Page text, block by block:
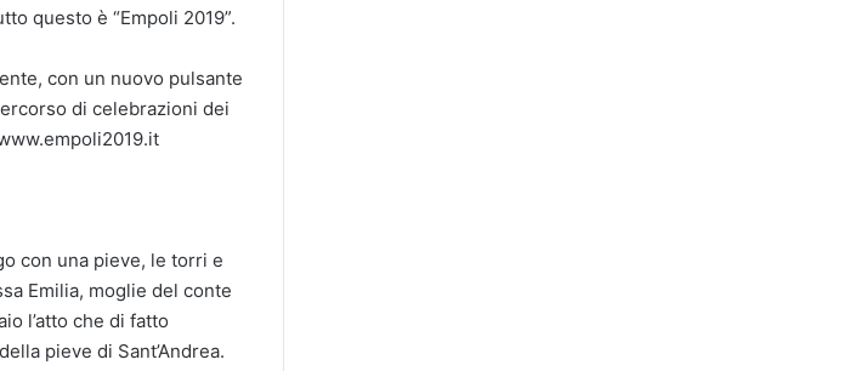
questo è “Empoli 2019”.
con un nuovo pulsante
di celebrazioni dei
con una pieve, le torri e
Emilia, moglie del conte
l’atto che di fatto
pieve di Sant’Andrea.